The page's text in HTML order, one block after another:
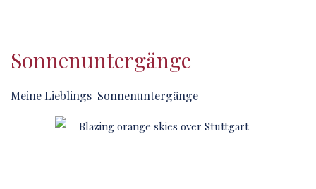
Sonnenuntergänge
Meine Lieblings-Sonnenuntergänge